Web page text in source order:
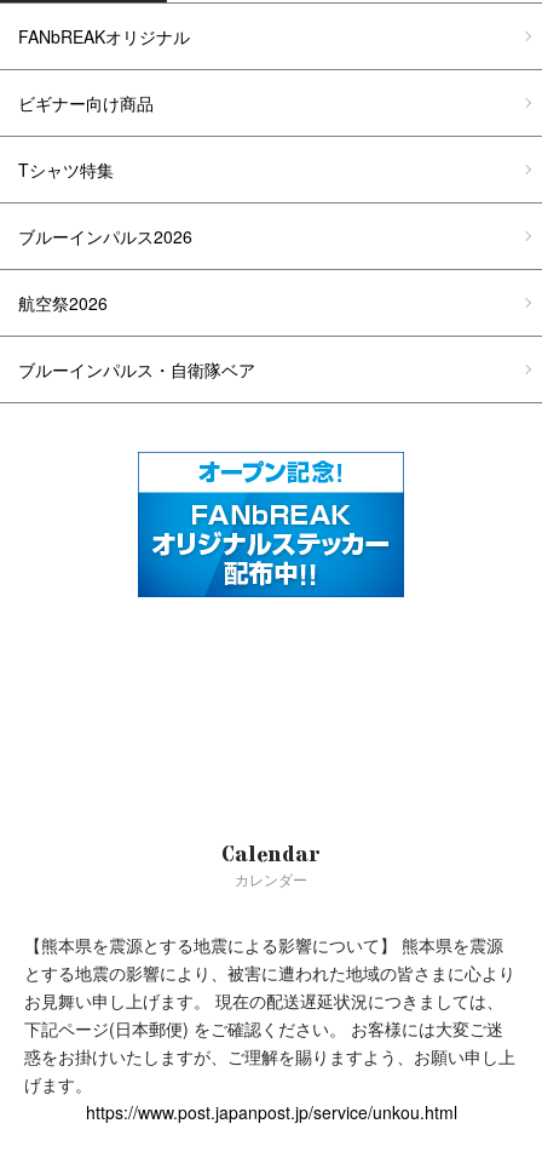
FANbREAKオリジナル
ビギナー向け商品
Tシャツ特集
ブルーインパルス2026
航空祭2026
ブルーインパルス・自衛隊ベア
Calendar
カレンダー
true
【熊本県を震源とする地震による影響について】 熊本県を震源
とする地震の影響により、被害に遭われた地域の皆さまに心より
お見舞い申し上げます。
現在の配送遅延状況につきましては、
下記ページ(日本郵便) をご確認ください。
お客様には大変ご迷
惑をお掛けいたしますが、ご理解を賜りますよう、お願い申し上
げます。
https://www.post.japanpost.jp/service/unkou.html